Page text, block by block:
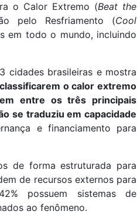
o Calor Extremo (Beat the
pelo Resfriamento (Cool
em todo o mundo, incluindo
cidades brasileiras e mostra
o calor extremo
entre os três principais
se traduziu em capacidade
e financiamento para
de forma estruturada para
de recursos externos para
possuem sistemas de
ao fenômeno.